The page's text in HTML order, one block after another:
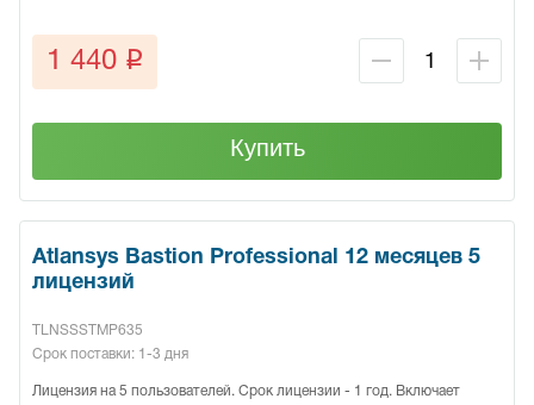
1 440 q
Купить
Atlansys Bastion Professional 12 месяцев 5
лицензий
TLNSSSTMP635
Срок поставки: 1-3 дня
Лицензия на 5 пользователей. Срок лицензии - 1 год. Включает